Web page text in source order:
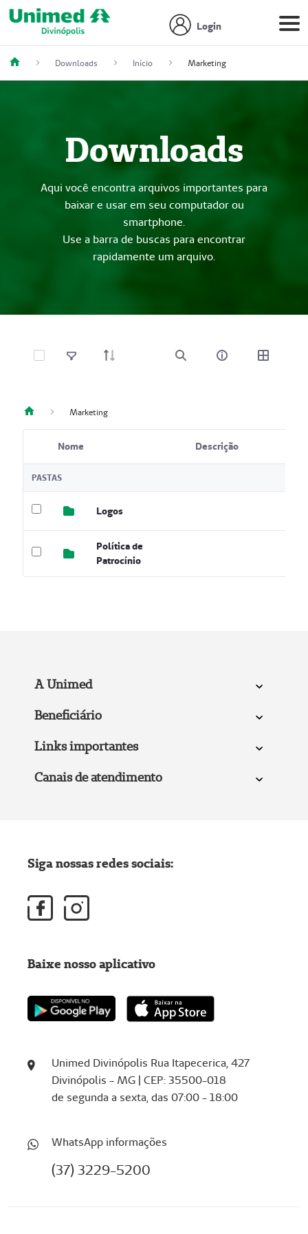
Login
Downloads Início Marketing
Downloads
Aqui você encontra arquivos importantes para
baixar e usar em seu computador ou
smartphone.
Use a barra de buscas para encontrar
rapidamente um arquivo.
Selecione Itens
Marketing
Item selecionado
Nome Descrição
PASTAS
Logos
Política de
Patrocínio
A Unimed
Beneficiário
Links importantes
Canais de atendimento
Unimed Divinópolis Rua Itapecerica, 427
Divinópolis - MG | CEP: 35500-018
de segunda a sexta, das 07:00 - 18:00
WhatsApp informações
(37) 3229-5200
Siga nossas redes sociais:
Baixe nosso aplicativo